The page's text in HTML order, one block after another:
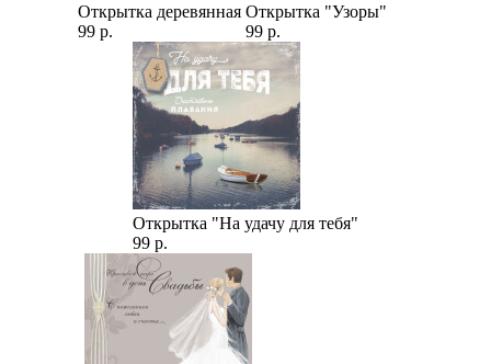
Открытка деревянная
99 р.
Открытка "Узоры"
99 р.
Открытка "На удачу для тебя"
99 р.